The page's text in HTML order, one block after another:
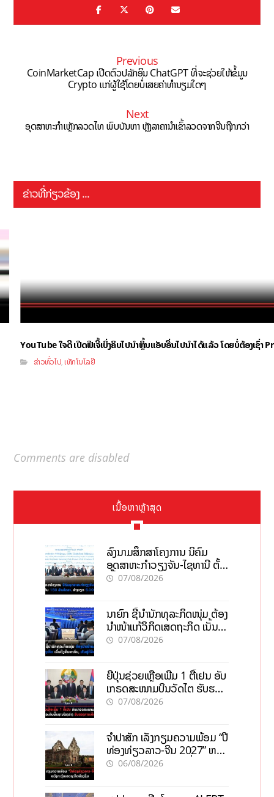
Previous
CoinMarketCap ເປີດຕົວປລັກອິນ ChatGPT ທີ່ຈະຊ່ວຍໃຫ້ຂໍ້ມູນ
Crypto ແກ່ຜູ້ໃຊ້ໂດຍບໍ່ເສຍຄ່າທຳນຽມໃດໆ
Next
ອຸດສາຫະກຳເຫຼັກລວດໄທ ພົບບັນຫາ ຫຼັງລາຄານຳເຂົ້າລວດຈາກຈີນຖືກກວ່າ
ຂ່າວທີ່ກ່ຽວຂ້ອງ ...
YouTube ໃຈດີ ເປີດຟີເຈີ້ເບິ່ງຄິບໄປນຳຫຼິ້ນແອັບອື່ນໄປນຳໄດ້ແລ້ວ ໂດຍບໍ່ຕ້ອງເຊົ່າ
ຂ່າວທົ່ວໄປ,ເທັກໂນໂລຢີ
Comments are disabled
ເນື້ອຫາຫຼ້າສຸດ
ລົງນາມສຶກສາໂຄງການ ນິຄົມ
ອຸດສາຫະກຳວຽງຈັນ-ໄຊທານີ ຕັ້ງ
ເປົ້າດຶງທຶນ 150 ລ້ານໂດລາ, ສ້າງ
07/08/2026
ນາຍົກ ຊີ້ນຳນັກທຸລະກິດໜຸ່ມ ຕ້ອງ
ນຳໜ້າແກ້ວິກິດເສດຖະກິດ ເນັ້ນດຶງ
ທຶນສາກົນ, ຫັນສູ່ດິຈິຕອນ
07/08/2026
ຍີ່ປຸ່ນຊ່ວຍເຫຼືອເພີ່ມ 1 ຕື້ເຢນ ອັບ
ເກຣດສະໜາມບິນວັດໄຕ ຮັບຮອງ
ການເຕີບໂຕ
07/08/2026
ຈຳປາສັກ ເລັ່ງກຽມຄວາມພ້ອມ “ປີ
ທ່ອງທ່ຽວລາວ-ຈີນ 2027” ຫວັງ
ກະຕຸ້ນເສດຖະກິດທ້ອງຖິ່ນ
06/08/2026